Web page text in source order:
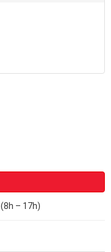
(8h – 17h)